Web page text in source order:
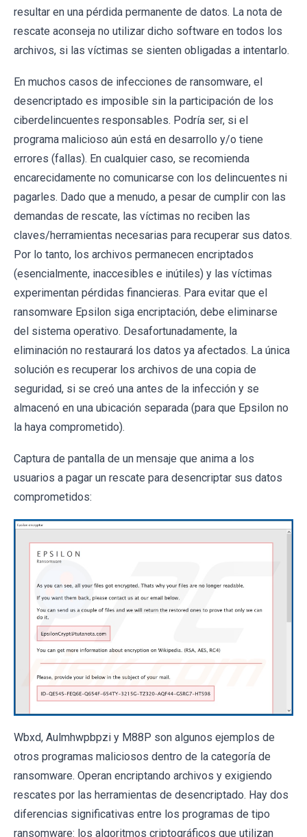
resultar en una pérdida permanente de datos. La nota de
rescate aconseja no utilizar dicho software en todos los
archivos, si las víctimas se sienten obligadas a intentarlo.
En muchos casos de infecciones de ransomware, el
desencriptado es imposible sin la participación de los
ciberdelincuentes responsables. Podría ser, si el
programa malicioso aún está en desarrollo y/o tiene
errores (fallas). En cualquier caso, se recomienda
encarecidamente no comunicarse con los delincuentes ni
pagarles. Dado que a menudo, a pesar de cumplir con las
demandas de rescate, las víctimas no reciben las
claves/herramientas necesarias para recuperar sus datos.
Por lo tanto, los archivos permanecen encriptados
(esencialmente, inaccesibles e inútiles) y las víctimas
experimentan pérdidas financieras. Para evitar que el
ransomware Epsilon siga encriptación, debe eliminarse
del sistema operativo. Desafortunadamente, la
eliminación no restaurará los datos ya afectados. La única
solución es recuperar los archivos de una copia de
seguridad, si se creó una antes de la infección y se
almacenó en una ubicación separada (para que Epsilon no
la haya comprometido).
Captura de pantalla de un mensaje que anima a los
usuarios a pagar un rescate para desencriptar sus datos
comprometidos:
Wbxd, Aulmhwpbpzi y M88P son algunos ejemplos de
otros programas maliciosos dentro de la categoría de
ransomware. Operan encriptando archivos y exigiendo
rescates por las herramientas de desencriptado. Hay dos
diferencias significativas entre los programas de tipo
ransomware: los algoritmos criptográficos que utilizan